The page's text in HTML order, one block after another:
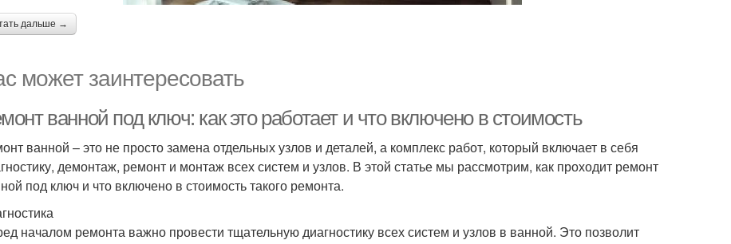
дальше →
может заинтересовать
ванной под ключ: как это работает и что включено в стоимость
ванной – это не просто замена отдельных узлов и деталей, а комплекс работ, который включает в себя
демонтаж, ремонт и монтаж всех систем и узлов. В этой статье мы рассмотрим, как проходит ремонт
под ключ и что включено в стоимость такого ремонта.
началом ремонта важно провести тщательную диагностику всех систем и узлов в ванной. Это позволит